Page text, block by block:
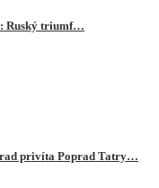
Ruský triumf…
privíta Poprad Tatry…